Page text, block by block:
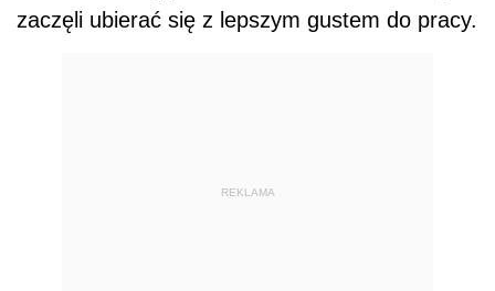
zaczęli ubierać się z lepszym gustem do pracy.
REKLAMA